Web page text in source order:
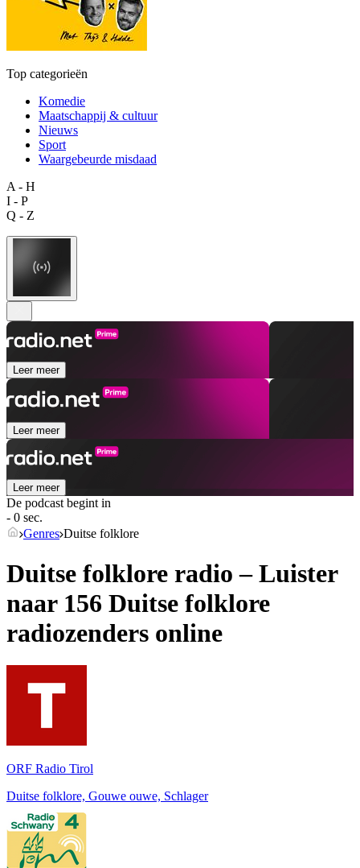
Top categorieën
Komedie
Maatschappij & cultuur
Nieuws
Sport
Waargebeurde misdaad
A - H
I - P
Q - Z
Leer meer
Leer meer
Leer meer
De podcast begint in
- 0 sec.
Genres Duitse folklore
Duitse folklore radio – Luister
naar 156 Duitse folklore
radiozenders online
ORF Radio Tirol
Duitse folklore, Gouwe ouwe, Schlager